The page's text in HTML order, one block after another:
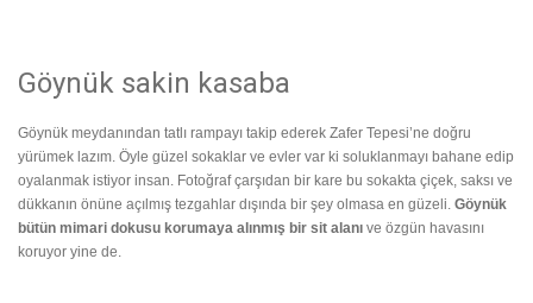
Göynük sakin kasaba
Göynük meydanından tatlı rampayı takip ederek Zafer Tepesi’ne doğru
yürümek lazım. Öyle güzel sokaklar ve evler var ki soluklanmayı bahane edip
oyalanmak istiyor insan. Fotoğraf çarşıdan bir kare bu sokakta çiçek, saksı ve
dükkanın önüne açılmış tezgahlar dışında bir şey olmasa en güzeli. Göynük
bütün mimari dokusu korumaya alınmış bir sit alanı ve özgün havasını
koruyor yine de.